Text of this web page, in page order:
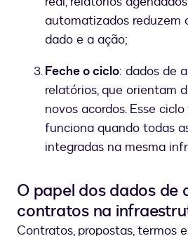
automatizados reduzem
dado e a ação;
Feche o ciclo: dados de
relatórios, que orientam
novos acordos. Esse
funciona quando todas
integradas na mesma
O papel dos dados de
contratos na
Contratos, propostas, termos